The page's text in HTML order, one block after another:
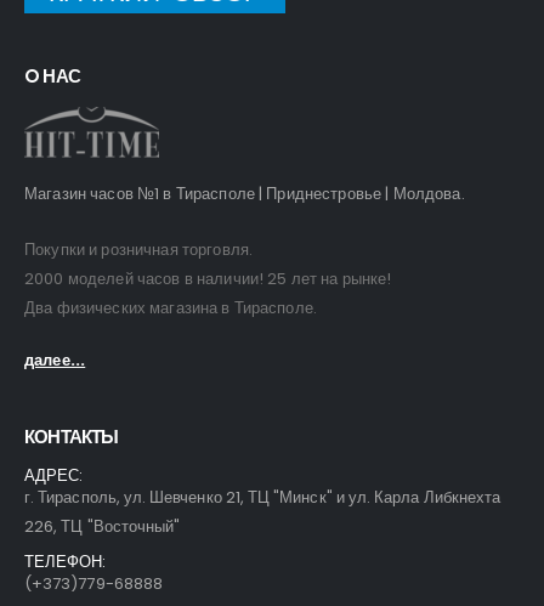
O НАС
Магазин часов №1 в Тирасполе | Приднестровье | Молдова.
Покупки и розничная торговля.
2000 моделей часов в наличии! 25 лет на рынке!
Два физических магазина в Тирасполе.
далее...
КОНТАКТЫ
АДРЕС:
г. Тирасполь, ул. Шевченко 21, ТЦ "Минск" и ул. Карла Либкнехта
226, ТЦ "Восточный"
ТЕЛЕФОН:
(+373)779-68888